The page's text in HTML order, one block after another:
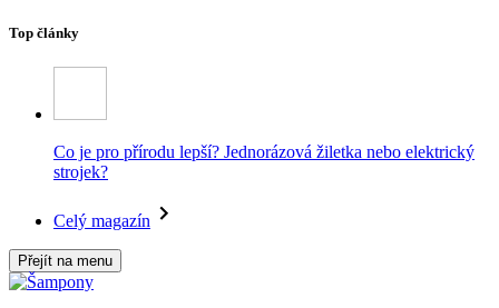
Top články
Co je pro přírodu lepší? Jednorázová žiletka nebo elektrický
strojek?
Celý magazín
Přejít na menu